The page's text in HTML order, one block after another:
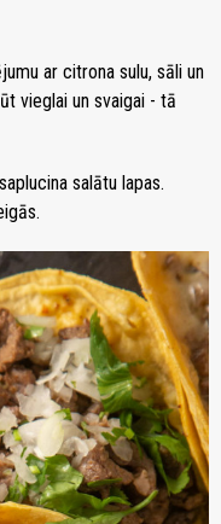
ar citrona sulu, sāli un
vieglai un svaigai - tā
salātu lapas.